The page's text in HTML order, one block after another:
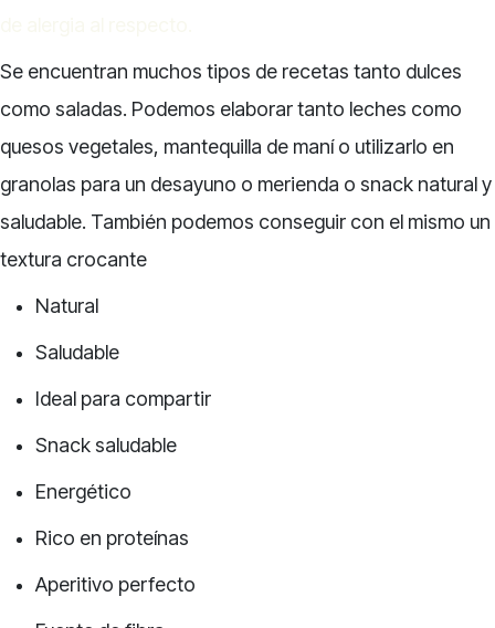
Se encuentran muchos tipos de recetas tanto dulces
como saladas. Podemos elaborar tanto leches como
quesos vegetales, mantequilla de maní o utilizarlo en
granolas para un desayuno o merienda o snack natural y
saludable. También podemos conseguir con el mismo un
textura crocante
Natural
Saludable
Ideal para compartir
Snack saludable
Energético
Rico en proteínas
Aperitivo perfecto